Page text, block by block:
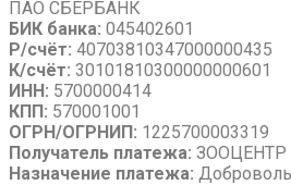
ПАО СБЕРБАНК
БИК банка: 045402601
Р/счёт: 40703810347000000435
К/счёт: 30101810300000000601
ИНН: 5700000414
КПП: 570001001
ОГРН/ОГРНИП: 1225700003319
Получатель платежа: ЗООЦЕНТР
Назначение платежа: